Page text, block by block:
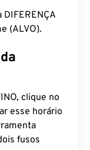
DIFERENÇA
(ALVO).
clique no
esse horário
fusos